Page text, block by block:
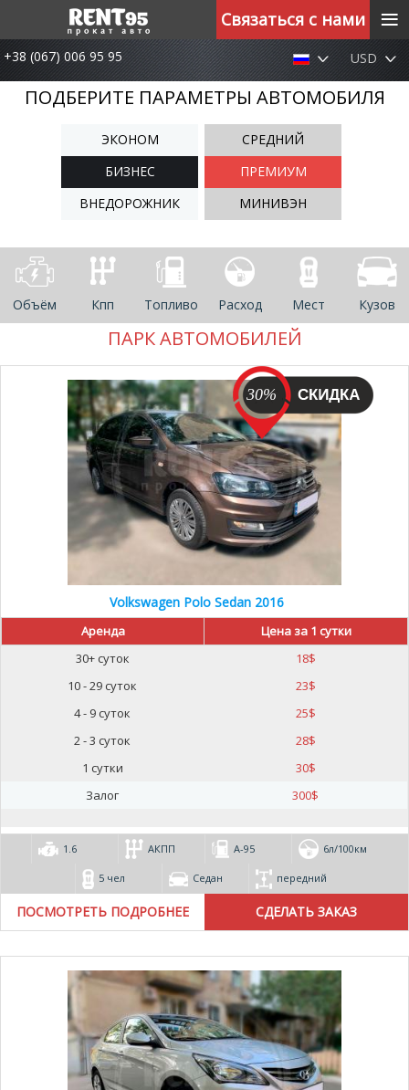
+38 (067) 006 95 95 USD
ПОДБЕРИТЕ ПАРАМЕТРЫ АВТОМОБИЛЯ
ЭКОНОМ
СРЕДНИЙ
БИЗНЕС
ПРЕМИУМ
ВНЕДОРОЖНИК
МИНИВЭН
Объём Кпп Топливо Расход Мест Кузов
ПАРК АВТОМОБИЛЕЙ
30%
Volkswagen Polo Sedan 2016
Аренда
Цена за 1 сутки
30+ суток
18$
10 - 29 суток
23$
4 - 9 суток
25$
2 - 3 суток
28$
1 сутки
30$
Залог
300$
1.6 АКПП А-95 6л/100км
5 чел Седан передний
ПОСМОТРЕТЬ ПОДРОБНЕЕ
Связаться с нами ≡